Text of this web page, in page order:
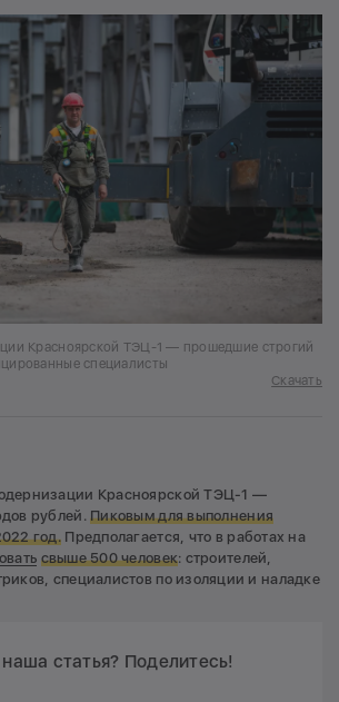
Красноярской ТЭЦ-1 — прошедшие строгий
специалисты
Скачать
Красноярской ТЭЦ-1 —
рублей.Пиковым для выполнения
год. Предполагается, что в работах на
свыше 500 человек: строителей,
специалистов по изоляции и наладке
статья? Поделитесь!